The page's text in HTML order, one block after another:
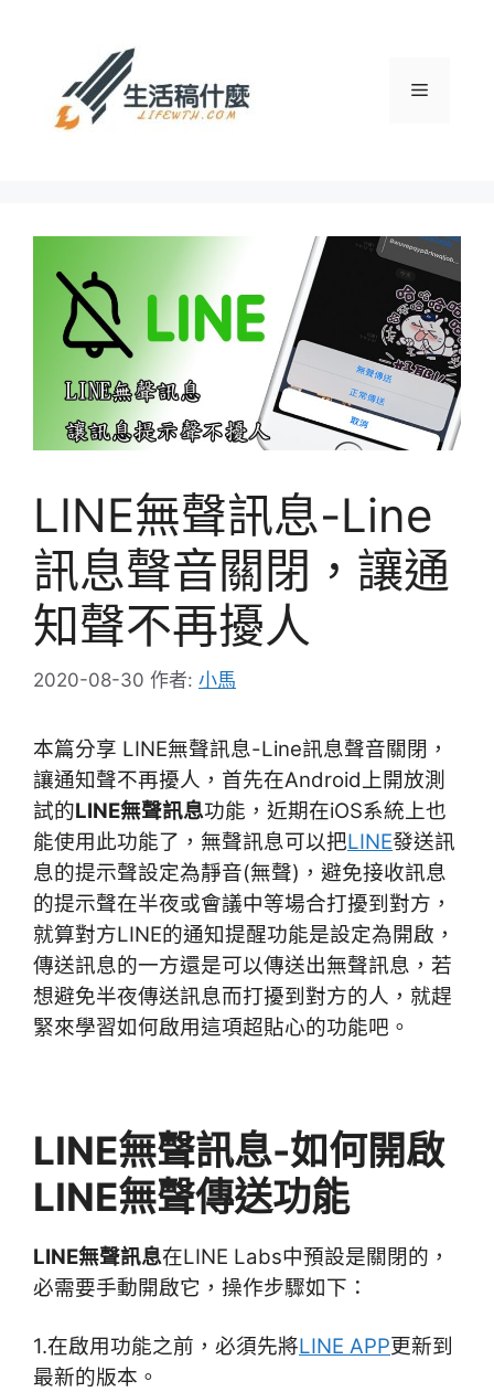
選
LINE無聲訊息-Line
訊息聲音關閉，讓通
知聲不再擾人
2020-08-30 作者: 小馬
本篇分享 LINE無聲訊息-Line訊息聲音關閉，
讓通知聲不再擾人，首先在Android上開放測
試的LINE無聲訊息功能，近期在iOS系統上也
能使用此功能了，無聲訊息可以把LINE發送訊
息的提示聲設定為靜音(無聲)，避免接收訊息
的提示聲在半夜或會議中等場合打擾到對方，
就算對方LINE的通知提醒功能是設定為開啟，
傳送訊息的一方還是可以傳送出無聲訊息，若
想避免半夜傳送訊息而打擾到對方的人，就趕
緊來學習如何啟用這項超貼心的功能吧。
LINE無聲訊息-如何開啟
LINE無聲傳送功能
LINE無聲訊息在LINE Labs中預設是關閉的，
必需要手動開啟它，操作步驟如下：
1.在啟用功能之前，必須先將LINE APP更新到
最新的版本。